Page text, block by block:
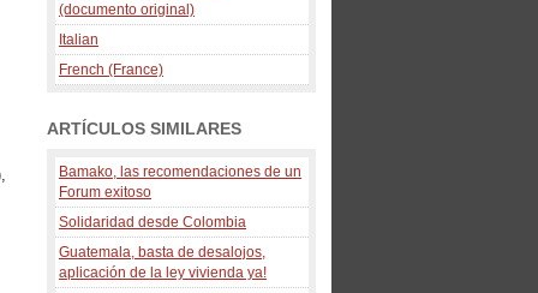
(documento original)
Italian
French (France)
ARTÍCULOS SIMILARES
Bamako, las recomendaciones de un
Forum exitoso
Solidaridad desde Colombia
Guatemala, basta de desalojos,
aplicación de la ley vivienda ya!